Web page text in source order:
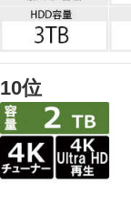
10位